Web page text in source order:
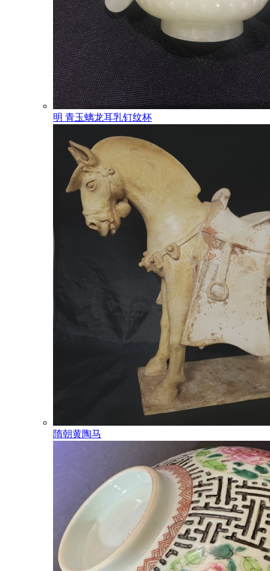
明 青玉螭龙耳乳钉纹杯
隋朝黄陶马